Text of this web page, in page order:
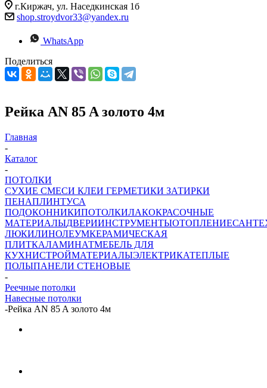
г.Киржач, ул. Наседкинская 1б
shop.stroydvor33@yandex.ru
WhatsApp
Поделиться
Рейка AN 85 A золото 4м
Главная
-
Каталог
-
ПОТОЛКИ
СУХИЕ СМЕСИ КЛЕИ ГЕРМЕТИКИ ЗАТИРКИ
ПЕНАПЛИНТУСА
ПОДОКОННИКИПОТОЛКИЛАКОКРАСОЧНЫЕ
МАТЕРИАЛЫДВЕРИИНСТРУМЕНТЫОТОПЛЕНИЕ
ЛЮКИЛИНОЛЕУМКЕРАМИЧЕСКАЯ
ПЛИТКАЛАМИНАТМЕБЕЛЬ ДЛЯ
КУХНИСТРОЙМАТЕРИАЛЫЭЛЕКТРИКАТЕПЛЫЕ
ПОЛЫПАНЕЛИ СТЕНОВЫЕ
-
Реечные потолки
Навесные потолки
-Рейка AN 85 A золото 4м